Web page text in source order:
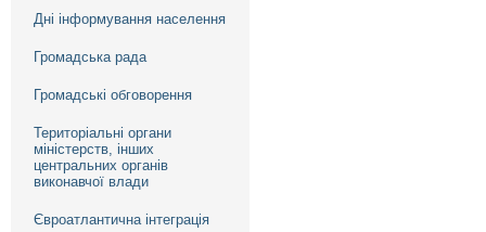
Дні інформування населення
Громадська рада
Громадські обговорення
Територіальні органи
міністерств, інших
центральних органів
виконавчої влади
Євроатлантична інтеграція